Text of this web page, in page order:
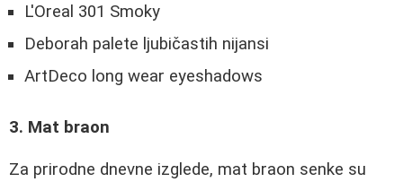
L'Oreal 301 Smoky
Deborah palete ljubičastih nijansi
ArtDeco long wear eyeshadows
3. Mat braon
Za prirodne dnevne izglede, mat braon senke su